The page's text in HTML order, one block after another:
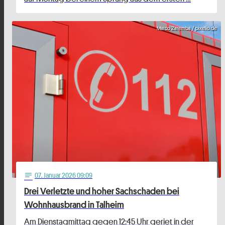
Marco Zaremba / pixelio.de
notes 07. Januar 2026 09:09
Drei Verletzte und hoher Sachschaden bei
Wohnhausbrand in Talheim
Am Dienstagmittag gegen 12:45 Uhr geriet in der